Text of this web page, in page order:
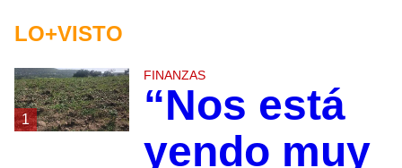
LO+VISTO
1
FINANZAS
“Nos está
yendo muy